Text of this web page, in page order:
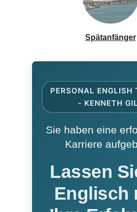
Spätanfänger
PERSONAL ENGLISH
- KENNETH
Sie haben eine
Karriere
Lassen
Englisch